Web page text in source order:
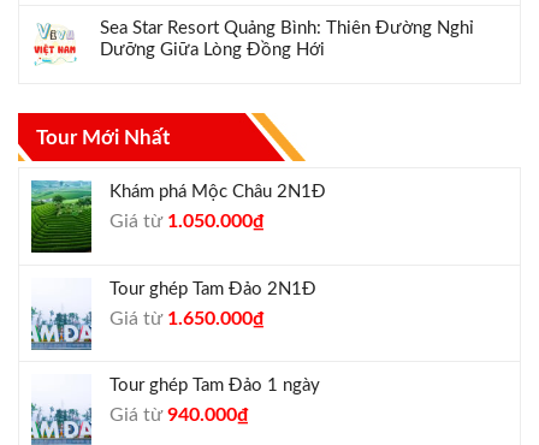
Sea Star Resort Quảng Bình: Thiên Đường Nghỉ
Dưỡng Giữa Lòng Đồng Hới
Tour Mới Nhất
Khám phá Mộc Châu 2N1Đ
Giá từ Giá
1.300.000₫.
1.050.000₫Giá
là:
Tour ghép Tam Đảo 2N1Đ
Giá từ Giá
1.800.000₫.
1.650.000₫Giá
là:
Tour ghép Tam Đảo 1 ngày
Giá từGiá
940.000₫Giá